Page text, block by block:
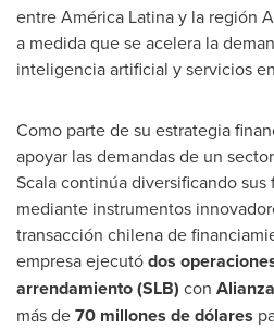
entre América Latina y la región
a medida que se acelera la
inteligencia artificial y servicios
Como parte de su estrategia
apoyar las demandas de un
Scala continúa diversificando
mediante instrumentos
transacción chilena de
empresa ejecutódos
arrendamiento (SLB) con Alianza
más de70 millones de dólares